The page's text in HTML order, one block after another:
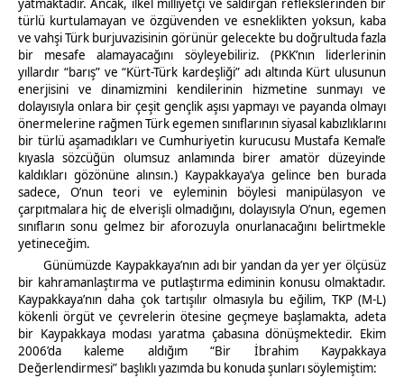
yatmaktadır. Ancak, ilkel milliyetçi ve saldırgan reflekslerinden bir
türlü kurtulamayan ve özgüvenden ve esneklikten yoksun, kaba
ve vahşi Türk burjuvazisinin görünür gelecekte bu doğrultuda fazla
bir mesafe alamayacağını söyleyebiliriz. (PKK’nın liderlerinin
yıllardır “barış” ve “Kürt-Türk kardeşliği” adı altında Kürt ulusunun
enerjisini ve dinamizmini kendilerinin hizmetine sunmayı ve
dolayısıyla onlara bir çeşit gençlik aşısı yapmayı ve payanda olmayı
önermelerine rağmen Türk egemen sınıflarının siyasal kabızlıklarını
bir türlü aşamadıkları ve Cumhuriyetin kurucusu Mustafa Kemal’e
kıyasla sözcüğün olumsuz anlamında birer amatör düzeyinde
kaldıkları gözönüne alınsın.) Kaypakkaya’ya gelince ben burada
sadece, O’nun teori ve eyleminin böylesi manipülasyon ve
çarpıtmalara hiç de elverişli olmadığını, dolayısıyla O’nun, egemen
sınıfların sonu gelmez bir aforozuyla onurlanacağını belirtmekle
yetineceğim.
Günümüzde Kaypakkaya’nın adı bir yandan da yer yer ölçüsüz
bir kahramanlaştırma ve putlaştırma ediminin konusu olmaktadır.
Kaypakkaya’nın daha çok tartışılır olmasıyla bu eğilim, TKP (M-L)
kökenli örgüt ve çevrelerin ötesine geçmeye başlamakta, adeta
bir Kaypakkaya modası yaratma çabasına dönüşmektedir. Ekim
2006’da kaleme aldığım “Bir İbrahim Kaypakkaya
Değerlendirmesi” başlıklı yazımda bu konuda şunları söylemiştim: